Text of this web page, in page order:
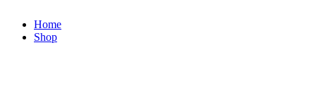
Home
Shop